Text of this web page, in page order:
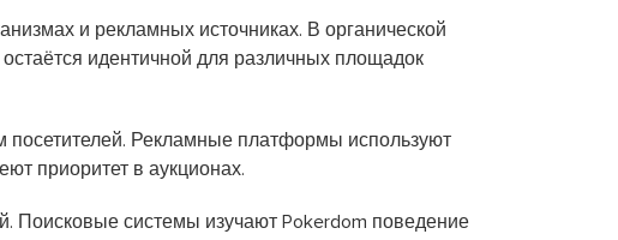
и рекламных источниках. В органической
идентичной для различных площадок
посетителей. Рекламные платформы используют
приоритет в аукционах.
Поисковые системы изучают Pokerdom поведение